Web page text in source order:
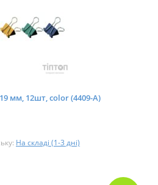
мм, 12шт, color (4409-A)
На складі (1-3 дні)